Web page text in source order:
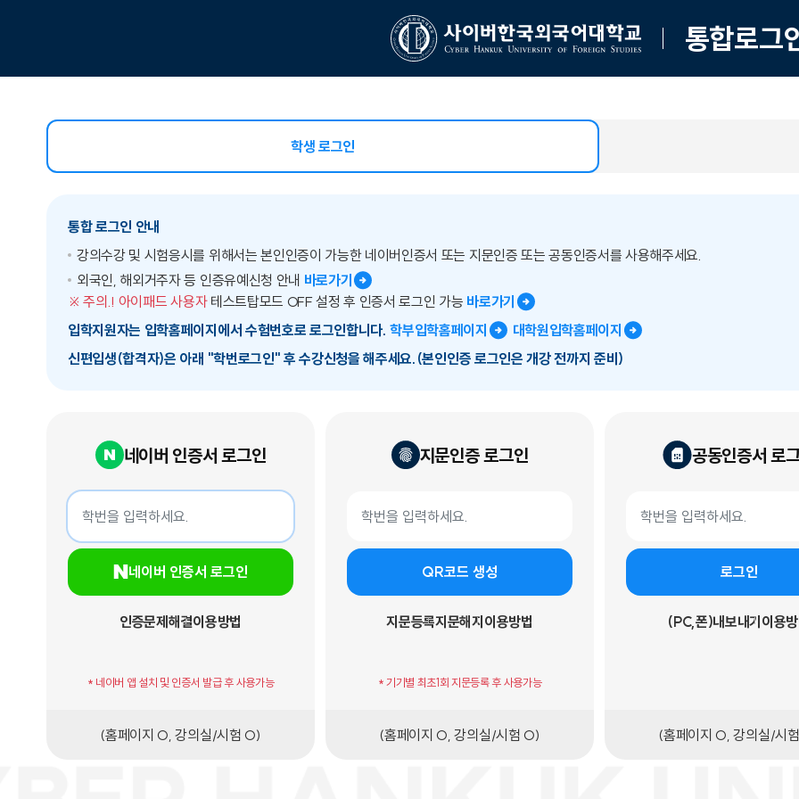
통합로그
학생 로그인
선택됨
통합 로그인 안내
강의수강 및 시험응시를 위해서는 본인인증이 가능한 네이버인증서 또는 지문인증 또는 공동인증서를 사용해주세요.
외국인, 해외거주자 등 인증유예신청 안내 바로가기
※ 주의.! 아이패드 사용자테스트탑모드 OFF 설정 후 인증서 로그인 가능 바로가기
입학지원자는 입학홈페이지에서 수험번호로 로그인합니다.학부입학홈페이지
대학원입학홈페이지
신편입생(합격자)은 아래 "학번로그인" 후 수강신청을 해주세요.(본인인증 로그인은 개강 전까지 준비)
네이버 인증서 로그인
네이버 인증서 로그인
학번
네이버 인증서 로그인
인증문제해결이용방법
* 네이버 앱 설치 및 인증서 발급 후 사용가능
(홈페이지 O, 강의실/시험 O)
지문인증 로그인
QR코드 생성
지문등록지문해지 이용방법
* 기기별 최초1회 지문등록 후 사용가능
(홈페이지 O, 강의실/시험 O)
공동인증서 로
로그인
(PC,폰)내보내기 이용
(홈페이지 O, 강의실/시